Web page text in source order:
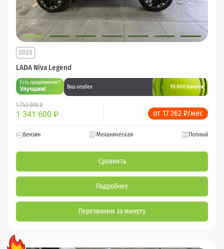
LADA Niva Legend
2025
Есть предложение?
Улучшим! Ваш кешбек 10 000 баллов
1 752 000 ₽
1 341 600 ₽ от 17 262 ₽/мес
Бензин Механическая Полный
Сравнить
Подробнее
Перезвоним за минуту